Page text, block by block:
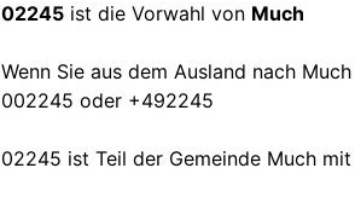
02245ist die Vorwahl von Much
Wenn Sie aus dem Ausland nach
002245 oder +492245
02245 ist Teil der Gemeinde Much